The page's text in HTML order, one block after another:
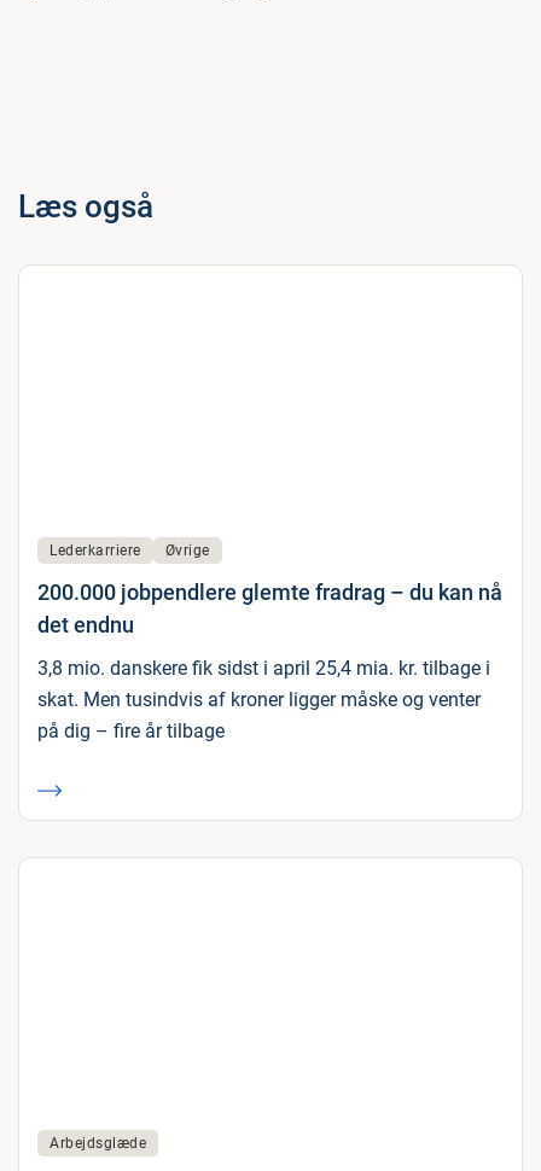
Læs også
Lederkarriere Øvrige
200.000 jobpendlere glemte fradrag – du kan nå
det endnu
3,8 mio. danskere fik sidst i april 25,4 mia. kr. tilbage i
skat. Men tusindvis af kroner ligger måske og venter
på dig – fire år tilbage
Arbejdsglæde